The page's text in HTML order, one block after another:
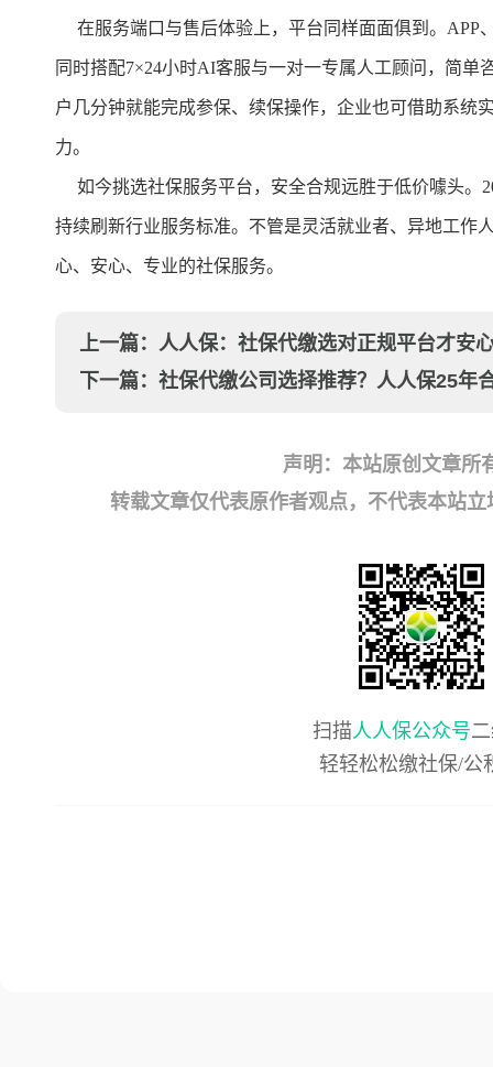
在服务端口与售后体验上，平台同样面面俱到。APP
同时搭配7×24小时AI客服与一对一专属人工顾问，简
户几分钟就能完成参保、续保操作，企业也可借助系统
力。
如今挑选社保服务平台，安全合规远胜于低价噱头。
持续刷新行业服务标准。不管是灵活就业者、异地工作
心、安心、专业的社保服务。
上一篇： 人人保：社保代缴选对正规平台才安
下一篇： 社保代缴公司选择推荐？人人保25年
声明：本站原创文章所
转载文章仅代表原作者观点，不代表本站
扫描人人保公众号
轻轻松松缴社保/公